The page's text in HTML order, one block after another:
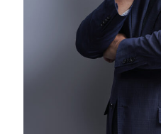
Company
Careers